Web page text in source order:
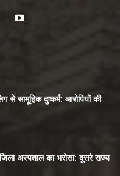
से सामूहिक दुष्कर्म: आरोपियों की
अस्पताल का भरोसा: दूसरे राज्य